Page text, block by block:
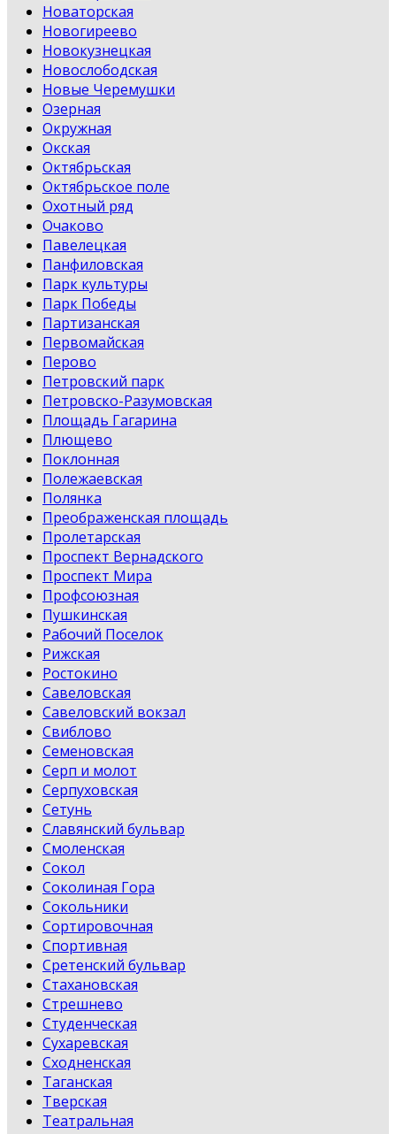
Новаторская
Новогиреево
Новокузнецкая
Новослободская
Новые Черемушки
Озерная
Окружная
Окская
Октябрьская
Октябрьское поле
Охотный ряд
Очаково
Павелецкая
Панфиловская
Парк культуры
Парк Победы
Партизанская
Первомайская
Перово
Петровский парк
Петровско-Разумовская
Площадь Гагарина
Плющево
Поклонная
Полежаевская
Полянка
Преображенская площадь
Пролетарская
Проспект Вернадского
Проспект Мира
Профсоюзная
Пушкинская
Рабочий Поселок
Рижская
Ростокино
Савеловская
Савеловский вокзал
Свиблово
Семеновская
Серп и молот
Серпуховская
Сетунь
Славянский бульвар
Смоленская
Сокол
Соколиная Гора
Сокольники
Сортировочная
Спортивная
Сретенский бульвар
Стахановская
Стрешнево
Студенческая
Сухаревская
Сходненская
Таганская
Тверская
Театральная